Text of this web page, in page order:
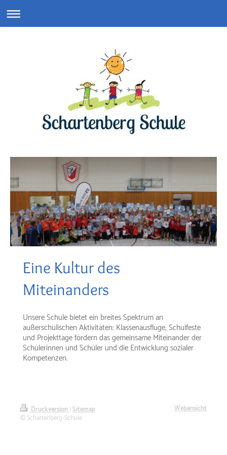
Eine Kultur des
Miteinanders
Unsere Schule bietet ein breites Spektrum an
außerschulischen Aktivitäten: Klassenausflüge, Schulfeste
und Projekttage fördern das gemeinsame Miteinander der
Schülerinnen und Schüler und die Entwicklung sozialer
Kompetenzen.
Druckversion|Sitemap
© Schartenberg-Schule
Webansicht